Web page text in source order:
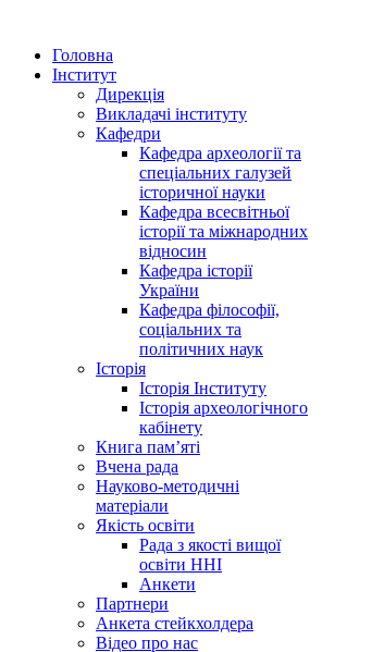
Головна
Інститут
Дирекція
Викладачі інституту
Кафедри
Кафедра археології та
спеціальних галузей
історичної науки
Кафедра всесвітньої
історії та міжнародних
відносин
Кафедра історії
України
Кафедра філософії,
соціальних та
політичних наук
Історія
Історія Інституту
Історія археологічного
кабінету
Книга памʼяті
Вчена рада
Науково-методичні
матеріали
Якість освіти
Рада з якості вищої
освіти ННІ
Анкети
Партнери
Анкета стейкхолдера
Відео про нас